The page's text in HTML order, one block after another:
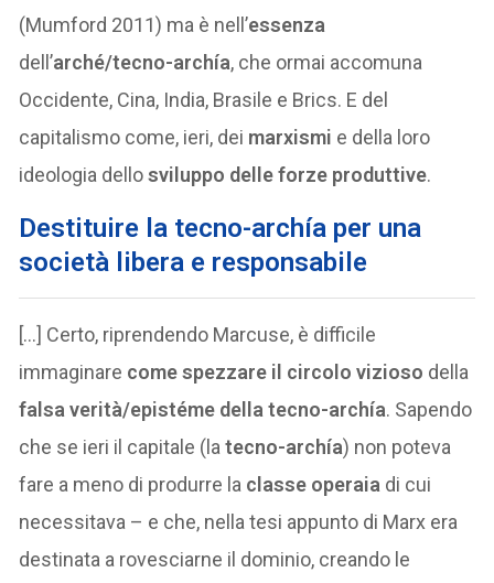
(Mumford 2011) ma è nell’essenza
dell’arché/tecno-archía, che ormai accomuna
Occidente, Cina, India, Brasile e Brics. E del
capitalismo come, ieri, dei marxismi e della loro
ideologia dellosviluppo delle forze produttive.
Destituire la tecno-archía per una
società libera e responsabile
[…] Certo, riprendendo Marcuse, è difficile
immaginare come spezzare il circolo vizioso della
falsa verità/epistéme della tecno-archía. Sapendo
che se ieri il capitale (latecno-archía) non poteva
fare a meno di produrre la classe operaia di cui
necessitava – e che, nella tesi appunto di Marx era
destinata a rovesciarne il dominio, creando le